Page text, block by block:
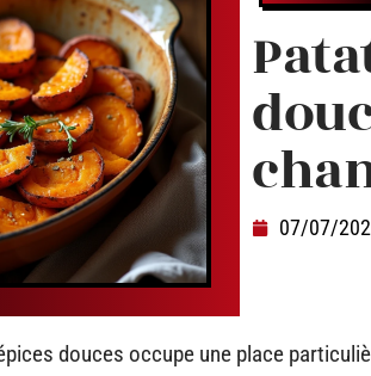
07/07/
douces occupe une place